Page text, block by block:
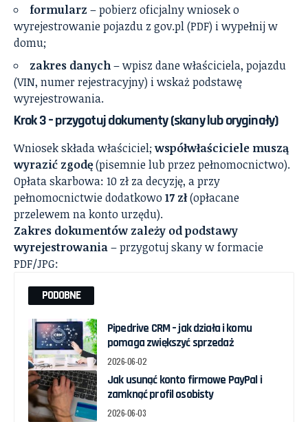
formularz – pobierz oficjalny wniosek o
wyrejestrowanie pojazdu z gov.pl (PDF) i wypełnij w
domu;
zakres danych– wpisz dane właściciela, pojazdu
(VIN, numer rejestracyjny) i wskaż podstawę
wyrejestrowania.
Krok 3 – przygotuj dokumenty (skany lub oryginały)
Wniosek składa właściciel;współwłaściciele muszą
wyrazić zgodę(pisemnie lub przez pełnomocnictwo).
Opłata skarbowa: 10 zł za decyzję, a przy
pełnomocnictwie dodatkowo 17 zł(opłacane
przelewem na konto urzędu).
Zakres dokumentów zależy od podstawy
wyrejestrowania– przygotuj skany w formacie
PDF/JPG:
PODOBNE
Pipedrive CRM – jak działa i komu
pomaga zwiększyć sprzedaż
2026-06-02
Jak usunąć konto firmowe PayPal i
zamknąć profil osobisty
2026-06-03